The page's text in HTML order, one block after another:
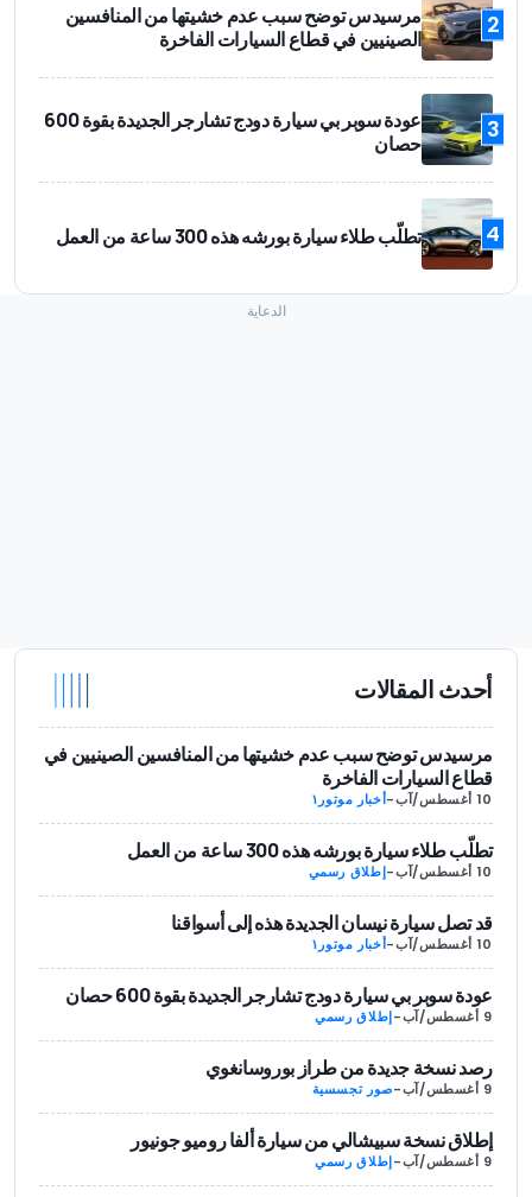
2
مرسيدس توضح سبب عدم خشيتها من المنافسين
الصينيين في قطاع السيارات الفاخرة
3
عودة سوبر بي سيارة دودج تشارجر الجديدة بقوة 600
حصان
4 تطلّب طلاء سيارة بورشه هذه 300 ساعة من العمل
أحدث المقالات
مرسيدس توضح سبب عدم خشيتها من المنافسين الصينيين في
قطاع السيارات الفاخرة
10 أغسطس/آب -أخبار موتور١
تطلّب طلاء سيارة بورشه هذه 300 ساعة من العمل
10 أغسطس/آب -إطلاق رسمي
قد تصل سيارة نيسان الجديدة هذه إلى أسواقنا
10 أغسطس/آب -أخبار موتور١
عودة سوبر بي سيارة دودج تشارجر الجديدة بقوة 600 حصان
9 أغسطس/آب -إطلاق رسمي
رصد نسخة جديدة من طراز بوروسانغوي
9 أغسطس/آب -صور تجسسية
إطلاق نسخة سبيشالي من سيارة ألفا روميو جونيور
9 أغسطس/آب -إطلاق رسمي